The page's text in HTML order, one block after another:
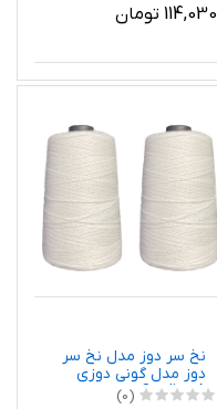
114,030 تومان
نخ سر دوز مدل نخ سر
دوز مدل گونی دوزی
(0)